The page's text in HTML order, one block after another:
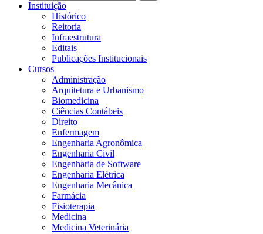
Instituição
Histórico
Reitoria
Infraestrutura
Editais
Publicações Institucionais
Cursos
Administração
Arquitetura e Urbanismo
Biomedicina
Ciências Contábeis
Direito
Enfermagem
Engenharia Agronômica
Engenharia Civil
Engenharia de Software
Engenharia Elétrica
Engenharia Mecânica
Farmácia
Fisioterapia
Medicina
Medicina Veterinária